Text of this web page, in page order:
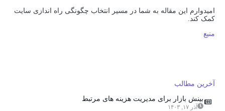
امیدوارم این مقاله به شما در مسیر انتخاب چگونگی راه اندازی سایت
کمک کند.
منبع
آخرین مطالب
بینش بازار برای مدیریت هزینه های مرتبط
آذر ۱۷, ۱۴۰۳